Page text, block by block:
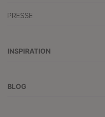
PRESSE
INSPIRATION
BLOG